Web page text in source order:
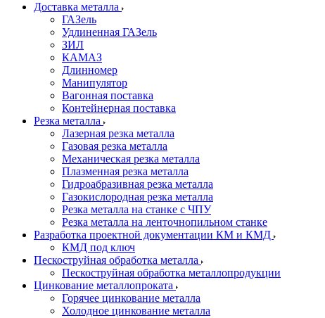
Доставка металла
ГАЗель
Удлиненная ГАЗель
ЗИЛ
КАМАЗ
Длинномер
Манипулятор
Вагонная поставка
Контейнерная поставка
Резка металла
Лазерная резка металла
Газовая резка металла
Механическая резка металла
Плазменная резка металла
Гидроабразивная резка металла
Газокислородная резка металла
Резка металла на станке с ЧПУ
Резка металла на ленточнопильном станке
Разработка проектной документации КМ и КМД
КМД под ключ
Пескоструйная обработка металла
Пескоструйная обработка металлопродукции
Цинкование металлопроката
Горячее цинкование металла
Холодное цинкование металла